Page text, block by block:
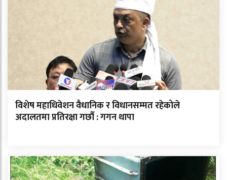
विशेष महाधिवेशन वैधानिक र विधानसम्मत रहेकोले
अदालतमा प्रतिरक्षा गर्छौ : गगन थापा